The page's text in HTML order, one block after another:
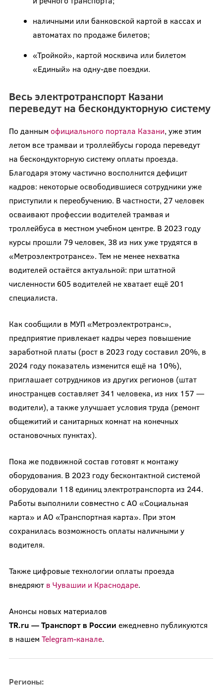
наличными или банковской картой в кассах и
автоматах по продаже билетов;
«Тройкой», картой москвича или билетом
«Единый» на одну-две поездки.
Весь электротранспорт Казани
переведут на бескондукторную систему
По данным официального портала Казани, уже этим
летом все трамваи и троллейбусы города переведут
на бескондукторную систему оплаты проезда.
Благодаря этому частично восполнится дефицит
кадров: некоторые освободившиеся сотрудники уже
приступили к переобучению. В частности, 27 человек
осваивают профессии водителей трамвая и
троллейбуса в местном учебном центре. В 2023 году
курсы прошли 79 человек, 38 из них уже трудятся в
«Метроэлектротрансе». Тем не менее нехватка
водителей остаётся актуальной: при штатной
численности 605 водителей не хватает ещё 201
специалиста.
Как сообщили в МУП «Метроэлектротранс»,
предприятие привлекает кадры через повышение
заработной платы (рост в 2023 году составил 20%, в
2024 году показатель изменится ещё на 10%),
приглашает сотрудников из других регионов (штат
иностранцев составляет 341 человека, из них 157 —
водители), а также улучшает условия труда (ремонт
общежитий и санитарных комнат на конечных
остановочных пунктах).
Пока же подвижной состав готовят к монтажу
оборудования. В 2023 году бесконтактной системой
оборудовали 118 единиц электротранспорта из 244.
Работы выполнили совместно с АО «Социальная
карта» и АО «Транспортная карта». При этом
сохранилась возможность оплаты наличными у
водителя.
Также цифровые технологии оплаты проезда
внедряют в Чувашии и Краснодаре.
Анонсы новых материалов
TR.ru — Транспорт в России ежедневно публикуются
в нашем Telegram-канале.
Регионы: